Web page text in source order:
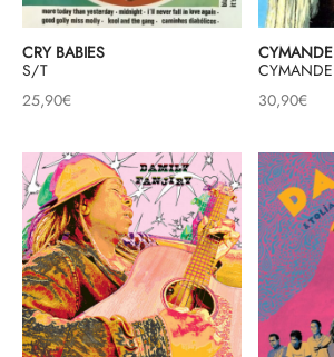
CRY BABIES
S/T
25,90€
CYMANDE
CYMANDE
30,90€